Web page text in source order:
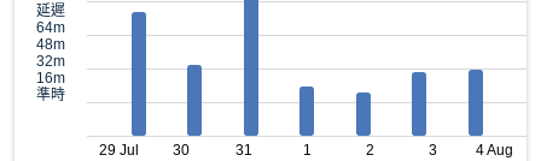
延遲
64m
48m
32m
16m
準時
29 Jul 30 31 1 2 3 4 Aug